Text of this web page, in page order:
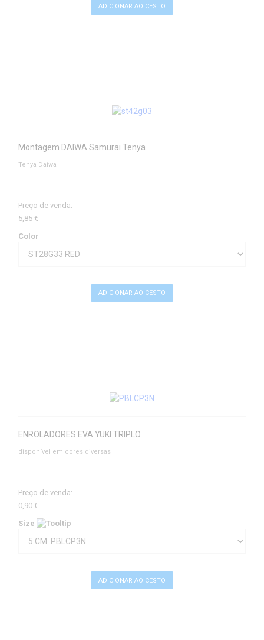
Montagem DAIWA Samurai Tenya
Tenya Daiwa
Preço de venda:
5,85 €
Color
ENROLADORES EVA YUKI TRIPLO
disponível em cores diversas
Preço de venda:
0,90 €
Size